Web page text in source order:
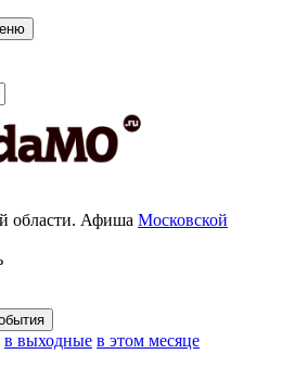
области. Афиша Московской
в выходные в этом месяце